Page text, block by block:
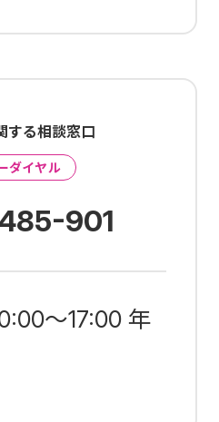
する相談窓口
ダイヤル
901
～17:00 年